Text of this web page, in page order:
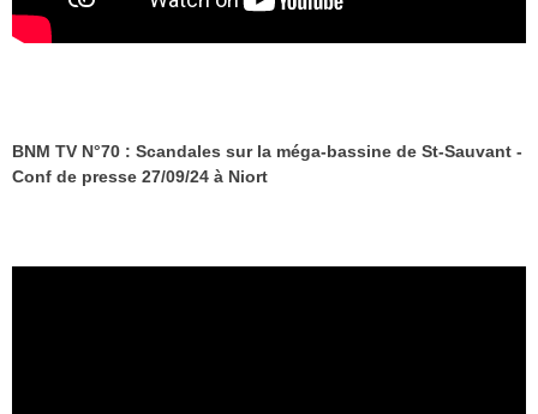
BNM TV N°70 : Scandales sur la méga-bassine de St-Sauvant -
Conf de presse 27/09/24 à Niort